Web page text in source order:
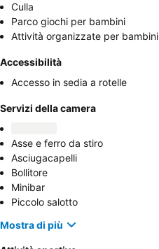
Culla
Parco giochi per bambini
Attività organizzate per bambini
Accessibilità
Accesso in sedia a rotelle
Servizi della camera
Asse e ferro da stiro
Asciugacapelli
Bollitore
Minibar
Piccolo salotto
Mostra di più